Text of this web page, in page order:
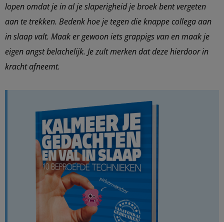
lopen omdat je in al je slaperigheid je broek bent vergeten
aan te trekken. Bedenk hoe je tegen die knappe collega aan
in slaap valt. Maak er gewoon iets grappigs van en maak je
eigen angst belachelijk. Je zult merken dat deze hierdoor in
kracht afneemt.